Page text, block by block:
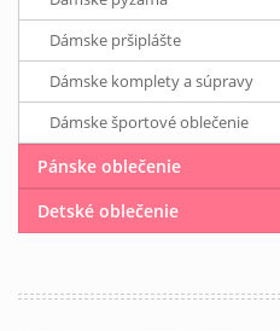
Dámske pršiplášte
Dámske komplety a súpravy
Dámske športové oblečenie
Pánske oblečenie
Detské oblečenie